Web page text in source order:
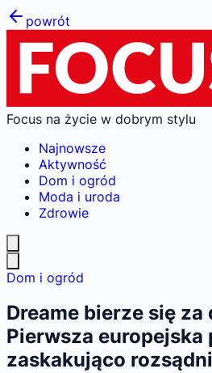
powrót
Focus na życie w dobrym stylu
Najnowsze
Aktywność
Dom i ogród
Moda i uroda
Zdrowie
Dom i ogród
Dreame bierze się za
Pierwsza europejska
zaskakująco